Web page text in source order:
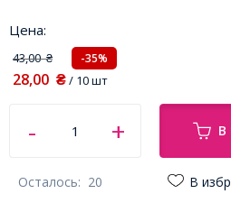
Цена:
43,00₴ -35%
28,00 ₴/ 10 шт
В
Осталось: 20 В